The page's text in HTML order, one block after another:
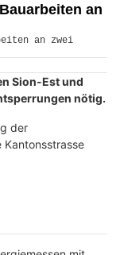
an
Sion-Est und
nötig.
der
Kantonsstrasse